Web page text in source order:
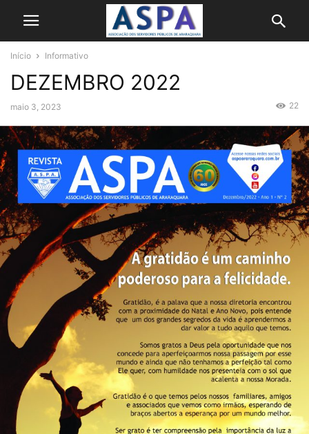
Início Informativo
DEZEMBRO 2022
maio 3, 2023 22